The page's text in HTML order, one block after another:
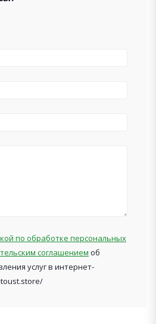
по обработке персональных
соглашением об
услуг в интернет-